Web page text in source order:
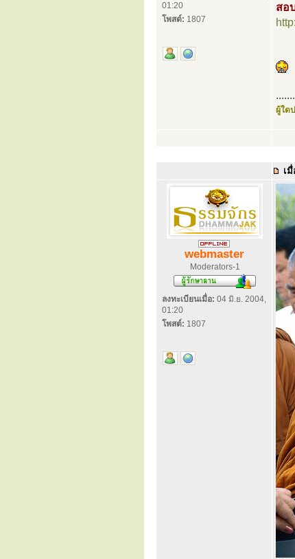
01:20
โพสต์: 1807
สอ
ผู้ใด
เมื่
webmaster
Moderators-1
ลงทะเบียนเมื่อ: 04 มิ.ย. 2004,
01:20
โพสต์: 1807